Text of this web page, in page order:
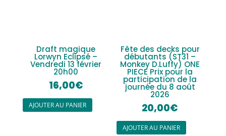
Draft magique
Lorwyn Eclipsé –
Vendredi 13 février
20h00
16,00€
AJOUTER AU PANIER
Fête des decks pour
débutants (ST31 –
Monkey D.Luffy) ONE
PIECE Prix pour la
participation de la
journée du 8 août
2026
20,00€
AJOUTER AU PANIER